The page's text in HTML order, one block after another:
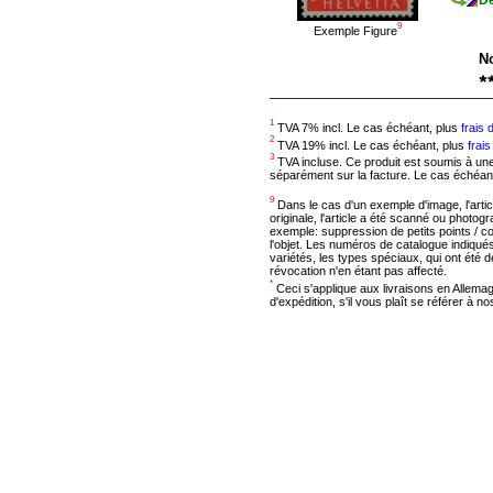
Exemple Figure9
1 TVA 7% incl. Le cas échéant, plus frais
2 TVA 19% incl. Le cas échéant, plus frais
3 TVA incluse. Ce produit est soumis à
séparément sur la facture. Le cas
9 Dans le cas d'un exemple d'image,
originale, l'article a été scanné ou
exemple: suppression de petits points /
l'objet. Les numéros de catalogue
variétés, les types spéciaux, qui ont été
révocation n'en étant pas affecté.
* Ceci s'applique aux livraisons en
d'expédition, s'il vous plaît se référer à